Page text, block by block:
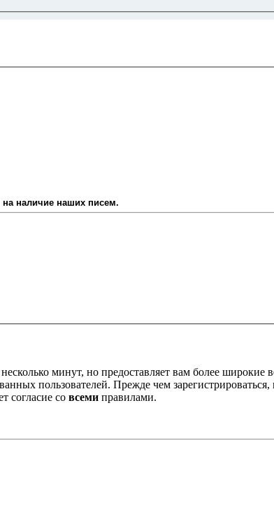
наличие наших писем.
минут, но предоставляет вам более
пользователей. Прежде чем зарегистрироваться,
согласие со всеми правилами.